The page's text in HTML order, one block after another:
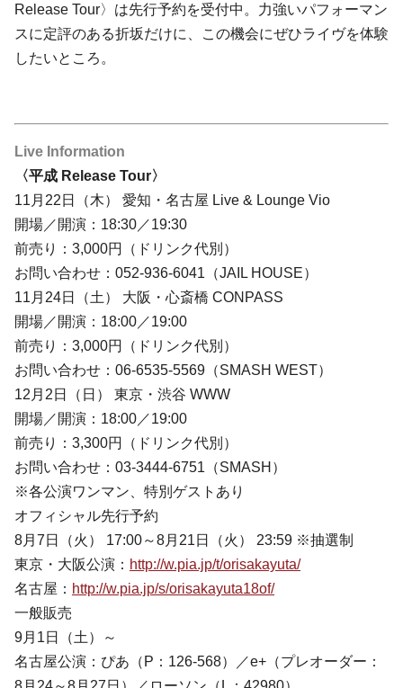
Release Tour〉は先行予約を受付中。力強いパフォーマン
スに定評のある折坂だけに、この機会にぜひライヴを体験
したいところ。
Live Information
〈平成 Release Tour〉
11月22日（木） 愛知・名古屋 Live & Lounge Vio
開場／開演：18:30／19:30
前売り：3,000円（ドリンク代別）
お問い合わせ：052-936-6041（JAIL HOUSE）
11月24日（土） 大阪・心斎橋 CONPASS
開場／開演：18:00／19:00
前売り：3,000円（ドリンク代別）
お問い合わせ：06-6535-5569（SMASH WEST）
12月2日（日） 東京・渋谷 WWW
開場／開演：18:00／19:00
前売り：3,300円（ドリンク代別）
お問い合わせ：03-3444-6751（SMASH）
※各公演ワンマン、特別ゲストあり
オフィシャル先行予約
8月7日（火） 17:00～8月21日（火） 23:59 ※抽選制
東京・大阪公演： http://w.pia.jp/t/orisakayuta/
名古屋： http://w.pia.jp/s/orisakayuta18of/
一般販売
9月1日（土）～
名古屋公演：ぴあ（P：126-568）／e+（プレオーダー：